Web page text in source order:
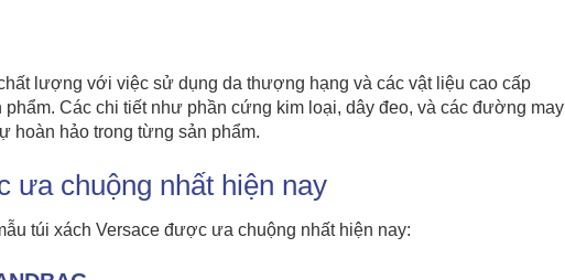
lượng với việc sử dụng da thượng hạng và các vật liệu cao cấp
Các chi tiết như phần cứng kim loại, dây đeo, và các đường may
hoàn hảo trong từng sản phẩm.
ưa chuộng nhất hiện nay
túi xách Versace được ưa chuộng nhất hiện nay: